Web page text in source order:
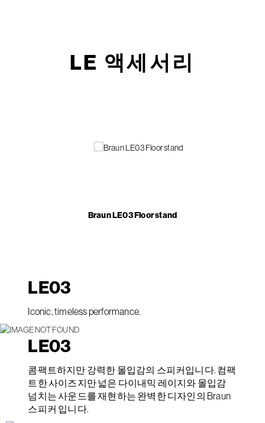
LE 액세서리
Braun LE03 Floor stand
LE03
Iconic, timeless performance.
LE03
콤팩트하지만 강력한 몰입감의 스피커입니다. 컴팩
트한 사이즈지만 넓은 다이내믹 레이지와 몰입감
넘치는 사운드를 재현하는 완벽한 디자인의 Braun
스피커 입니다.